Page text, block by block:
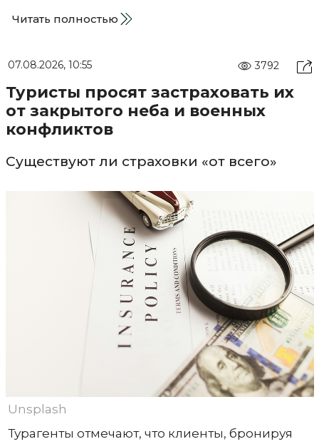
Читать полностью
07.08.2026, 10:55 3792
Туристы просят застраховать их
от закрытого неба и военных
конфликтов
Существуют ли страховки «от всего»
Unsplash
Турагенты отмечают, что клиенты, бронируя